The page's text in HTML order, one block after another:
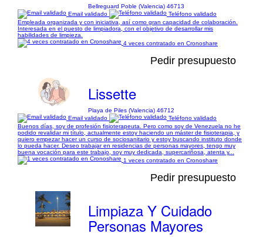
Bellreguard Poble (Valencia) 46713
Email validado
Teléfono validado
Empleada organizada y con iniciativa, así como gran capacidad de colaboración.
Interesada en el puesto de limpiadora, con el objetivo de desarrollar mis
habilidades de limpieza.
4 veces contratado en Cronoshare
Pedir presupuesto
Lissette
Playa de Piles (Valencia) 46712
Email validado
Teléfono validado
Buenos días, soy de profesión fisioterapeuta. Pero como soy de Venezuela no he
podido revalidar mi título, actualmente estoy haciendo un máster de fisioterapia, y
quiero empezar hacer un curso de sociosanitario y estoy buscando instituto donde
lo pueda hacer. Deseo trabajar en residencias de personas mayores, tengo muy
buena vocación para este trabajo, soy muy dedicada, supercariñosa, atenta y...
1 veces contratado en Cronoshare
Pedir presupuesto
Limpiaza Y Cuidado
Personas Mayores